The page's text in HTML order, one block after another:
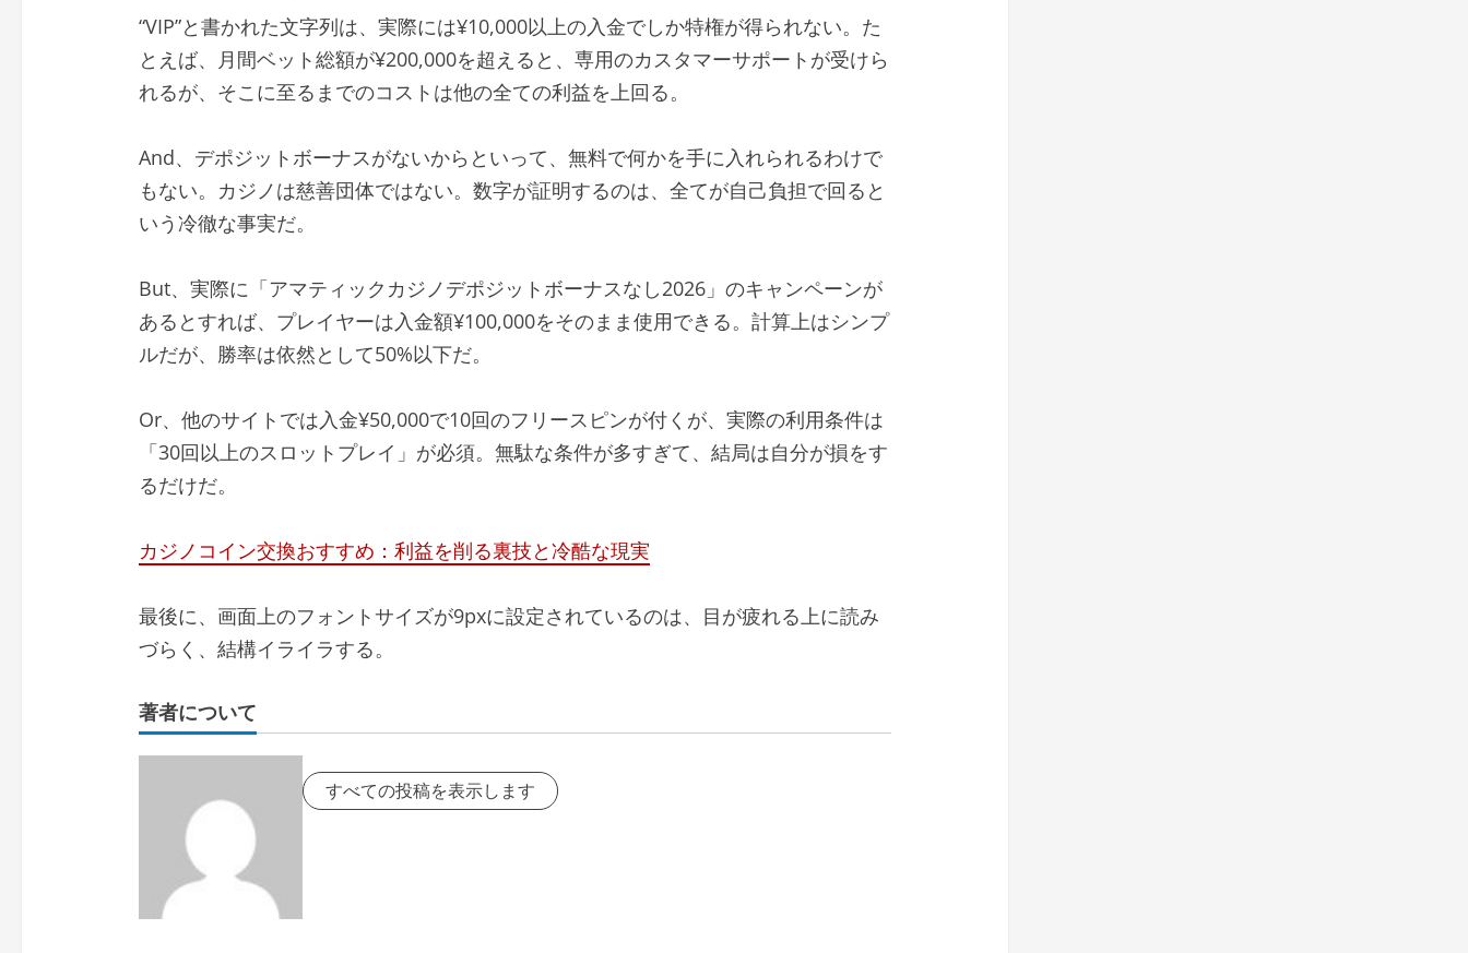
“VIP”と書かれた文字列は、実際には¥10,000以上の入金でしか特権が得られない。た
とえば、月間ベット総額が¥200,000を超えると、専用のカスタマーサポートが受けら
れるが、そこに至るまでのコストは他の全ての利益を上回る。
And、デポジットボーナスがないからといって、無料で何かを手に入れられるわけで
もない。カジノは慈善団体ではない。数字が証明するのは、全てが自己負担で回ると
いう冷徹な事実だ。
But、実際に「アマティックカジノデポジットボーナスなし2026」のキャンペーンが
あるとすれば、プレイヤーは入金額¥100,000をそのまま使用できる。計算上はシンプ
ルだが、勝率は依然として50%以下だ。
Or、他のサイトでは入金¥50,000で10回のフリースピンが付くが、実際の利用条件は
「30回以上のスロットプレイ」が必須。無駄な条件が多すぎて、結局は自分が損をす
るだけだ。
カジノコイン交換おすすめ：利益を削る裏技と冷酷な現実
最後に、画面上のフォントサイズが9pxに設定されているのは、目が疲れる上に読み
づらく、結構イライラする。
著者について
すべての投稿を表示します